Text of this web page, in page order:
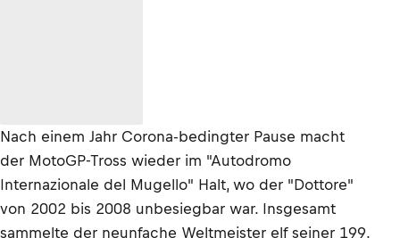
Nach einem Jahr Corona-bedingter Pause macht
der MotoGP-Tross wieder im "Autodromo
Internazionale del Mugello" Halt, wo der "Dottore"
von 2002 bis 2008 unbesiegbar war. Insgesamt
sammelte der neunfache Weltmeister elf seiner 199.